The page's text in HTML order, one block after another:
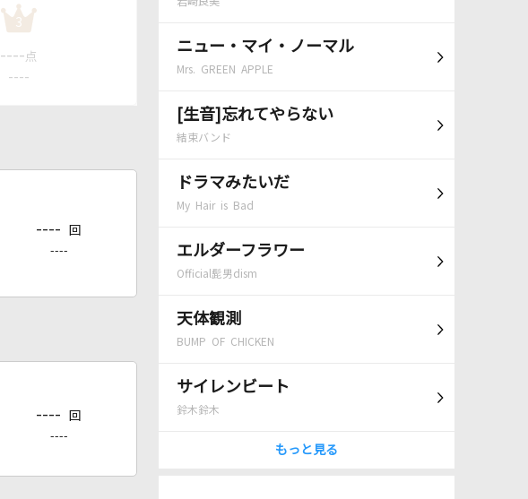
ニュー・マイ・ノーマル
Mrs. GREEN APPLE
[生音]忘れてやらない
結束バンド
ドラマみたいだ
My Hair is Bad
エルダーフラワー
Official髭男dism
天体観測
BUMP OF CHICKEN
サイレンビート
鈴木鈴木
もっと見る
3
---- 点
----
---- 回
----
---- 回
----